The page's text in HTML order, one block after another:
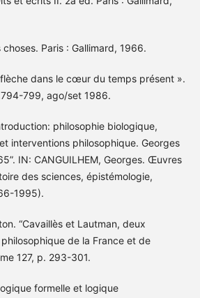
choses. Paris : Gallimard, 1966.
flèche dans le cœur du temps présent ».
799, ago/set 1986.
philosophie biologique,
interventions philosophique. Georges
IN: CANGUILHEM, Georges. Œuvres
des sciences, épistémologie,
1995).
“Cavaillès et Lautman, deux
philosophique de la France et de
127, p. 293-301.
formelle et logique